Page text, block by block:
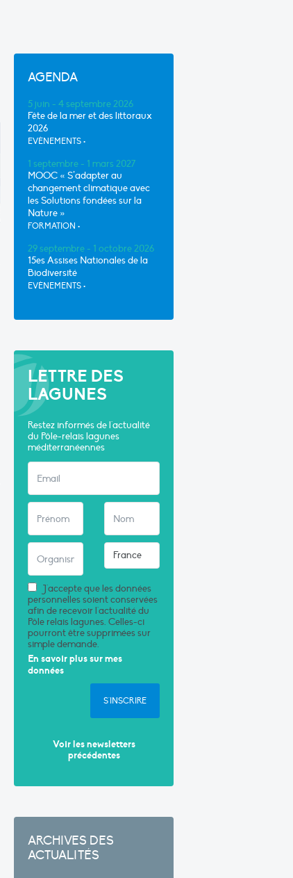
AGENDA
5 juin - 4 septembre 2026
Fête de la mer et des littoraux
2026
EVÈNEMENTS •
1 septembre - 1 mars 2027
MOOC « S’adapter au
changement climatique avec
les Solutions fondées sur la
Nature »
FORMATION •
29 septembre - 1 octobre 2026
15es Assises Nationales de la
Biodiversité
EVÈNEMENTS •
LETTRE DES
LAGUNES
Restez informés de l'actualité
du Pôle-relais lagunes
méditerranéennes
J'accepte que les données
personnelles soient conservées
afin de recevoir l'actualité du
Pôle relais lagunes. Celles-ci
pourront être supprimées sur
simple demande.
En savoir plus sur mes
données
S'INSCRIRE
Voir les newsletters
précédentes
ARCHIVES DES
ACTUALITÉS